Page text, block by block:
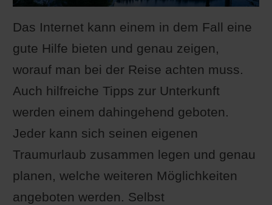
Das Internet kann einem in dem Fall eine
gute Hilfe bieten und genau zeigen,
worauf man bei der Reise achten muss.
Auch hilfreiche Tipps zur Unterkunft
werden einem dahingehend geboten.
Jeder kann sich seinen eigenen
Traumurlaub zusammen legen und genau
planen, welche weiteren Möglichkeiten
angeboten werden. Selbst